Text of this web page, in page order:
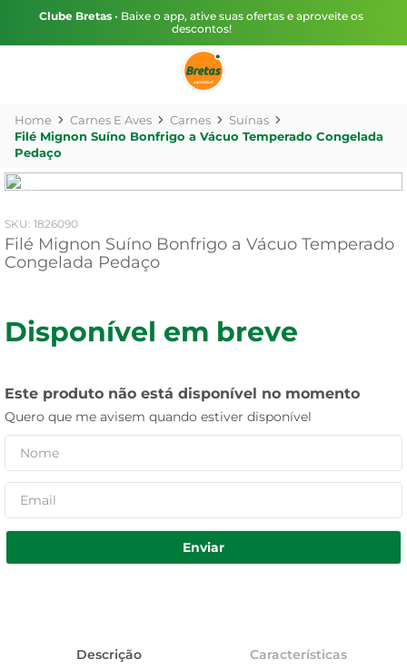
Clube Bretas • Baixe o app, ative suas ofertas e aproveite os
descontos!
Carnes E Aves Carnes
Suínas
Filé Mignon Suíno Bonfrigo a Vácuo Temperado Congelada
Pedaço
: 1826090
Filé Mignon Suíno Bonfrigo a Vácuo Temperado
Congelada Pedaço
Disponível em breve
Este produto não está disponível no momento
Quero que me avisem quando estiver disponível
Enviar
Descrição Características